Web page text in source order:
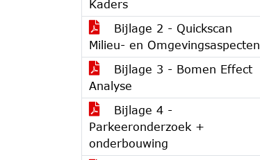
Kaders
Bijlage 2 - Quickscan
Milieu- en Omgevingsaspecten
Bijlage 3 - Bomen Effect
Analyse
Bijlage 4 -
Parkeeronderzoek +
onderbouwing